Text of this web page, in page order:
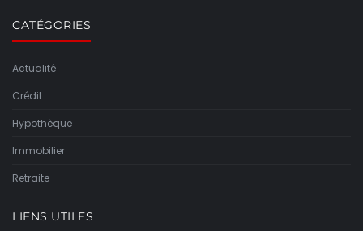
CATÉGORIES
Actualité
Crédit
Hypothèque
Immobilier
Retraite
LIENS UTILES